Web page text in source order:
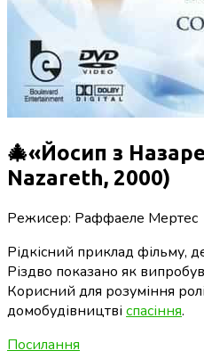
🎄«Йосип з
Nazareth, 2000)
Режисер: Раффаеле Мертес
Рідкісний приклад фільму,
Різдво показано як
Корисний для розуміння
домобудівництві спасіння.
Посилання